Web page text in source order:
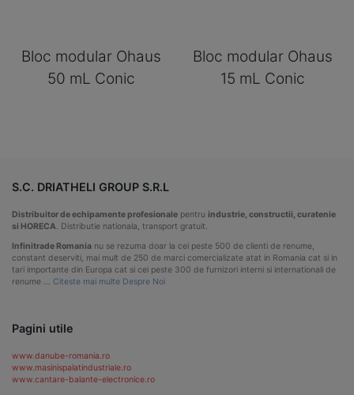
Bloc modular Ohaus
50 mL Conic
Bloc modular Ohaus
15 mL Conic
S.C. DRIATHELI GROUP S.R.L
Distribuitor de echipamente profesionale pentru industrie, constructii, curatenie
si HORECA . Distributie nationala, transport gratuit.
Infinitrade Romania nu se rezuma doar la cei peste 500 de clienti de renume,
constant deserviti, mai mult de 250 de marci comercializate atat in Romania cat si in
tari importante din Europa cat si cei peste 300 de furnizori interni si internationali de
renume … Citeste mai multe Despre Noi
Pagini utile
www.danube-romania.ro
www.masinispalatindustriale.ro
www.cantare-balante-electronice.ro